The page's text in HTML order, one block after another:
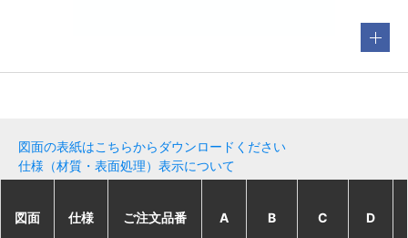
図面の表紙はこちらからダウンロードください
仕様（材質・表面処理）表示について
図面 仕様 ご注文品番 A B C D
図面 仕様 ご注文品番 A B C D
図面 仕様 ご注文品番 A B C D
図面 仕様 ご注文品番 A B C D